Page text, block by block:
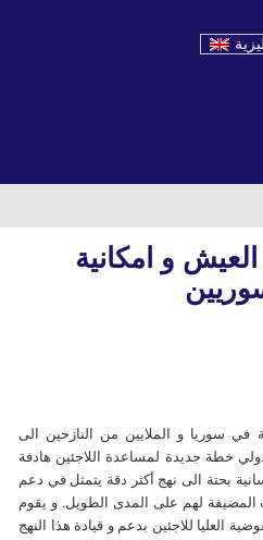
و امكانية
في سوريا و الملايين من النازحين الى
خطة جديدة لمساعدة اللاجئين هادفة
بحتة الى نهج أكثر دقة يتمثل في دعم
المضيفة لهم على المدى الطويل. و يقوم
العليا للاجئين بدعم و قيادة هذا النهج